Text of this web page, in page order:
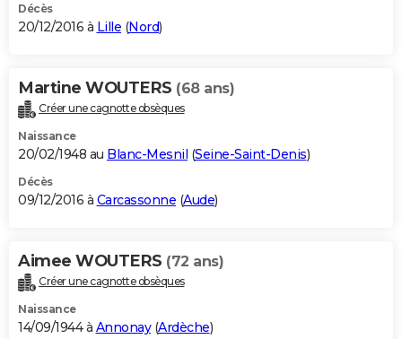
Décès
20/12/2016 à Lille (Nord)
Martine WOUTERS (68 ans)
Créer une cagnotte obsèques
Naissance
20/02/1948 au Blanc-Mesnil (Seine-Saint-Denis)
Décès
09/12/2016 à Carcassonne (Aude)
Aimee WOUTERS (72 ans)
Créer une cagnotte obsèques
Naissance
14/09/1944 à Annonay(Ardèche)